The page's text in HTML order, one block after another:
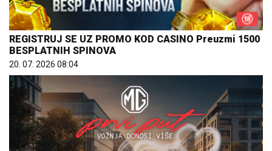
REGISTRUJ SE UZ PROMO KOD CASINO Preuzmi 1500
BESPLATNIH SPINOVA
20. 07. 2026 08:04